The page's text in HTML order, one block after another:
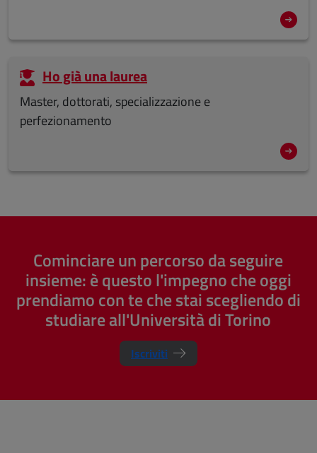
Ho già una laurea
Master, dottorati, specializzazione e
perfezionamento
Cominciare un percorso da seguire
insieme: è questo l'impegno che oggi
prendiamo con te che stai scegliendo di
studiare all'Università di Torino
Iscriviti